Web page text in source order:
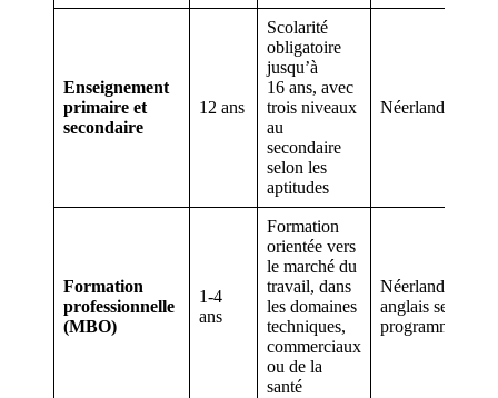
Enseignement
primaire et
secondaire
12 ans
Scolarité
obligatoire
jusqu’à
16 ans, avec
trois niveaux
au
secondaire
selon les
aptitudes
Néerlandais
Formation
professionnelle
(MBO)
1-4
ans
Formation
orientée vers
le marché du
travail, dans
les domaines
techniques,
commerciaux
ou de la
santé
Néerlandais et
anglais selon les
programmes